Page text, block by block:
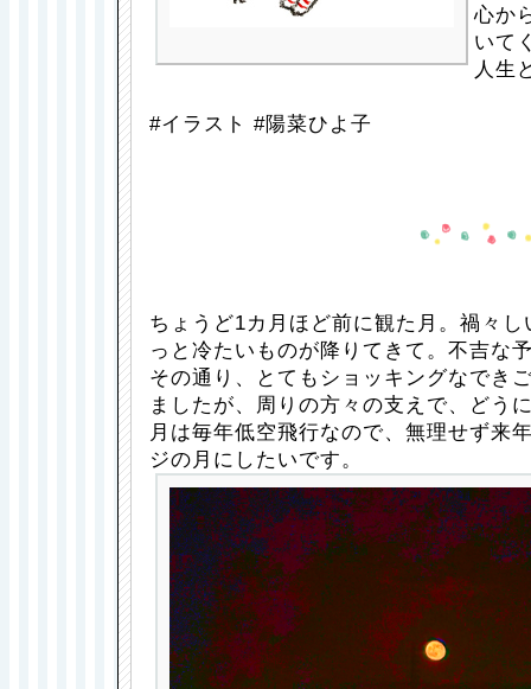
心か
いて
人生
#イラスト #陽菜ひよ子
ちょうど1カ月ほど前に観た月。禍々
っと冷たいものが降りてきて。不吉な
その通り、とてもショッキングなでき
ましたが、周りの方々の支えで、どう
月は毎年低空飛行なので、無理せず来
ジの月にしたいです。